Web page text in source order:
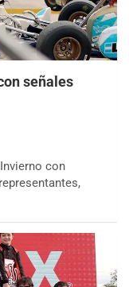
señales
con